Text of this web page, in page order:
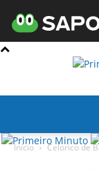
Início Celorico de